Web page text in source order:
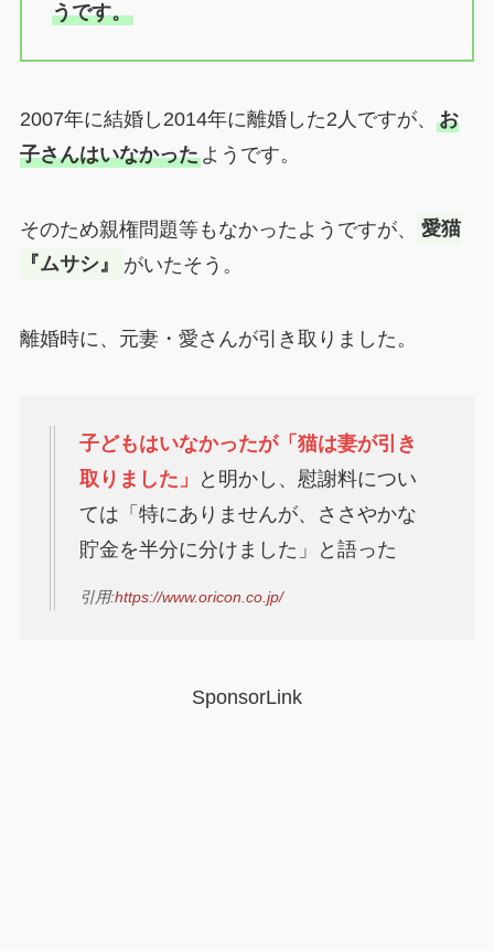
うです。
2007年に結婚し2014年に離婚した2人ですが、 お
子さんはいなかったようです。
そのため親権問題等もなかったようですが、
愛猫
『ムサシ』
がいたそう。
離婚時に、元妻・愛さんが引き取りました。
子どもはいなかったが「猫は妻が引き
取りました」
と明かし、慰謝料につい
ては「特にありませんが、ささやかな
貯金を半分に分けました」と語った
引用:https://www.oricon.co.jp/
SponsorLink